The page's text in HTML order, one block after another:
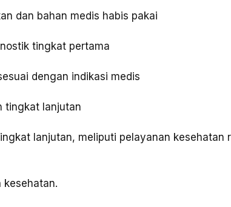
dan bahan medis habis pakai
tingkat pertama
dengan indikasi medis
tingkat lanjutan
lanjutan, meliputi pelayanan kesehatan
kesehatan.